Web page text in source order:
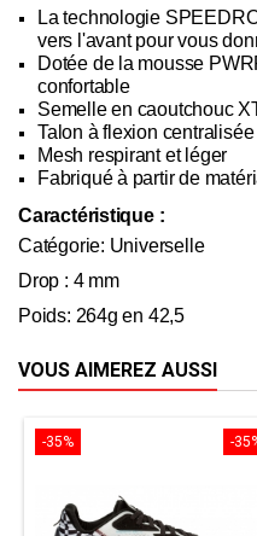
La technologie
vers l'avant pour vous
Dotée de la mousse
confortable
Semelle en caoutchouc
Talon à flexion centralisée
Mesh respirant et léger
Fabriqué à partir de
Caractéristique :
Catégorie: Universelle
Drop : 4 mm
Poids: 264g en 42,5
VOUS AIMEREZ AUSSI
-
-35%